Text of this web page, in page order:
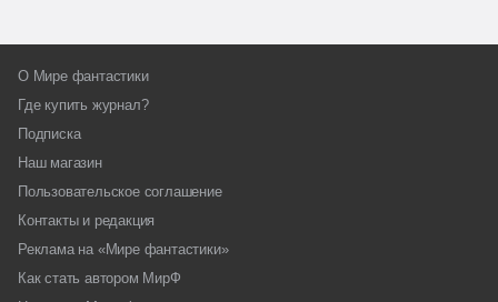
О Мире фантастики
Где купить журнал?
Подписка
Наш магазин
Пользовательское соглашение
Контакты и редакция
Реклама на «Мире фантастики»
Как стать автором МирФ